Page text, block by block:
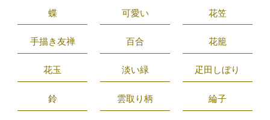
蝶 可愛い 花笠
手描き友禅 百合 花籠
花玉 淡い緑 疋田しぼり
鈴 雲取り柄 綸子